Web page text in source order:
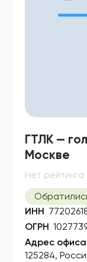
ГТЛК —
Москве
Нет рейтинга
ИНН
ОГРН
Адрес
125284,